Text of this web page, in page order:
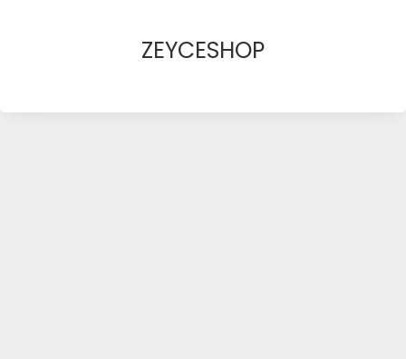
ZEYCESHOP